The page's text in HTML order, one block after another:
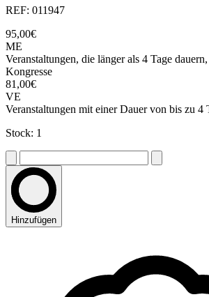
REF: 011947
95,00€
ME
Veranstaltungen, die länger als 4 Tage
Kongresse
81,00€
VE
Veranstaltungen mit einer Dauer von bis zu 4
Stock: 1
Hinzufügen